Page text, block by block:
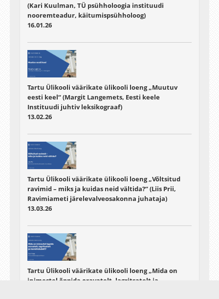
(Kari Kuulman, TÜ psühholoogia instituudi
nooremteadur, käitumispsühholoog)
16.01.26
Tartu Ülikooli väärikate ülikooli loeng „Muutuv
eesti keel“ (Margit Langemets, Eesti keele
Instituudi juhtiv leksikograaf)
13.02.26
Tartu Ülikooli väärikate ülikooli loeng „Võltsitud
ravimid – miks ja kuidas neid vältida?“ (Liis Prii,
Ravimiameti järelevalveosakonna juhataja)
13.03.26
Tartu Ülikooli väärikate ülikooli loeng „Mida on
inimestel õppida oravatelt, lagritsatelt ja